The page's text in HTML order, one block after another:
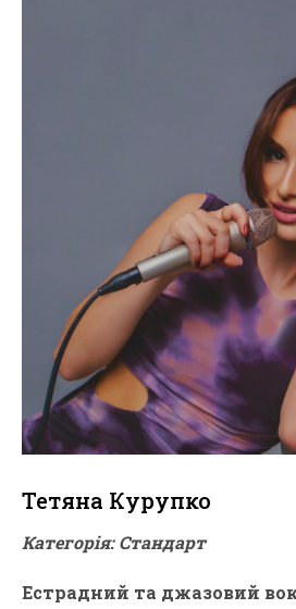
Тетяна Курупко
Категорія: Стандарт
Естрадний та джазовий